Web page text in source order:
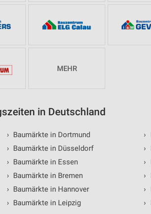
MEHR
in Deutschland
› Baumärkte in Dortmund
› Baumärkte in Düsseldorf
› Baumärkte in Essen
› Baumärkte in Bremen
› Baumärkte in Hannover
› Baumärkte in Leipzig
›
›
›
›
›
›